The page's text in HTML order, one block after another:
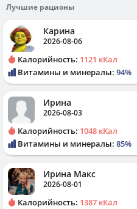
Лучшие рационы
Карина
2026-08-06
Калорийность: 1121 кКал
Витамины и минералы: 94%
Ирина
2026-08-03
Калорийность: 1048 кКал
Витамины и минералы: 85%
Ирина Макс
2026-08-01
Калорийность: 1387 кКал